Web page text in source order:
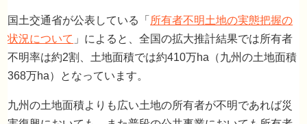
国土交通省が公表している「 所有者不明土地の実態把握の
状況について 」によると、全国の拡大推計結果では所有者
不明率は約2割、土地面積では約410万ha（九州の土地面積
368万ha）となっています。
九州の土地面積よりも広い土地の所有者が不明であれば災